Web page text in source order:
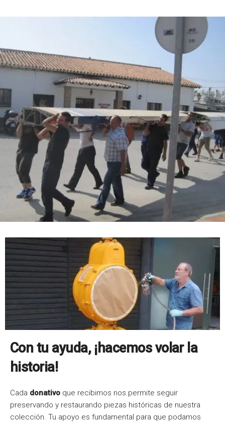
Con tu ayuda, ¡hacemos volar la
historia!
Cada donativo que recibimos nos permite seguir
preservando y restaurando piezas históricas de nuestra
colección. Tu apoyo es fundamental para que podamos